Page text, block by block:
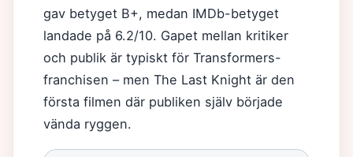
gav betyget B+, medan IMDb-betyget
landade på 6.2/10. Gapet mellan kritiker
och publik är typiskt för Transformers-
franchisen – men The Last Knight är den
första filmen där publiken själv började
vända ryggen.